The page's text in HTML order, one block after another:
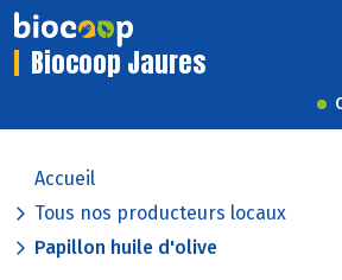
Biocoop Jaures
Accueil
Tous nos producteurs locaux
Papillon huile d'olive